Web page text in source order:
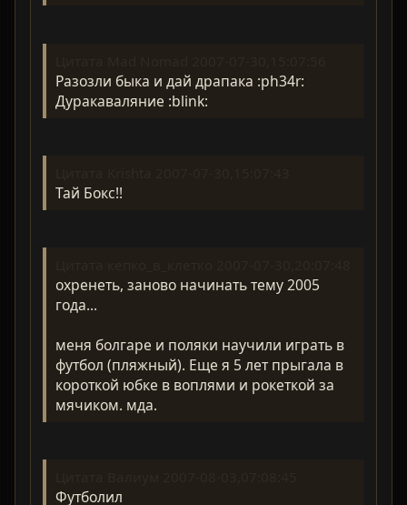
Разозли быка и дай драпака :ph34r:
Дуракаваляние :blink:
Тай Бокс!!
охренеть, заново начинать тему 2005
года...
меня болгаре и поляки научили играть в
футбол (пляжный). Еще я 5 лет прыгала в
короткой юбке в воплями и рокеткой за
мячиком. мда.
Футболил